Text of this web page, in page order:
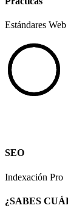
Estándares Web
SEO
Indexación Pro
¿SABES